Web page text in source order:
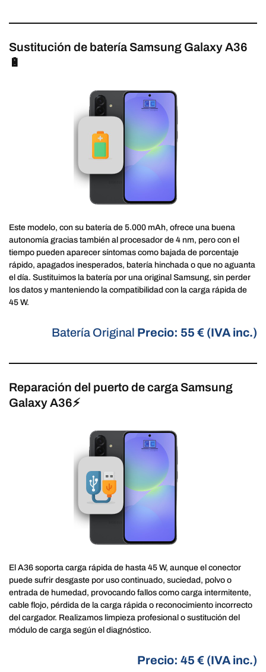
Sustitución de batería Samsung Galaxy A36
🔋
Este modelo, con su batería de 5.000 mAh, ofrece una buena
autonomía gracias también al procesador de 4 nm, pero con el
tiempo pueden aparecer síntomas como bajada de porcentaje
rápido, apagados inesperados, batería hinchada o que no aguanta
el día. Sustituimos la batería por una original Samsung, sin perder
los datos y manteniendo la compatibilidad con la carga rápida de
45 W.
Batería Original Precio: 55 € (IVA inc.)
Reparación del puerto de carga Samsung
Galaxy A36⚡
El A36 soporta carga rápida de hasta 45 W, aunque el conector
puede sufrir desgaste por uso continuado, suciedad, polvo o
entrada de humedad, provocando fallos como carga intermitente,
cable flojo, pérdida de la carga rápida o reconocimiento incorrecto
del cargador. Realizamos limpieza profesional o sustitución del
módulo de carga según el diagnóstico.
Precio: 45 € (IVA inc.)